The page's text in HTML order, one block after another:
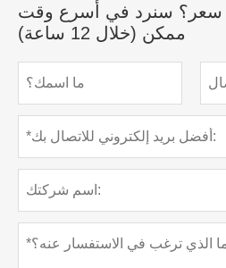
سعر؟ سنرد في أسرع وقت
ممكن (خلال 12 ساعة)